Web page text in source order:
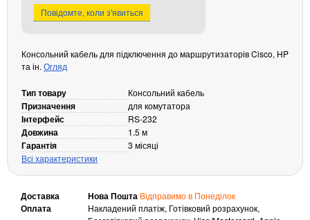
Кабелі та роз'єми
Хаби і кардридери
Павербанки
Кабелі, роз'єми, перехідники
Аксесуари для ноутбуків
Акумулятори
Зовнішні блоки живлення
Монітори
Повідомте, коли з'явиться
Консольний кабель для підключення до маршрутизаторів Cisco, HP
та ін. Огляд
Тип товару Консольний кабель
Призначення для комутатора
Інтерфейс RS-232
Довжина 1.5 м
Гарантія
3 місяці
Всі характеристики
Доставка Нова Пошта Відправимо в Понеділок
Оплата
Накладений платіж, Готівковий розрахунок,